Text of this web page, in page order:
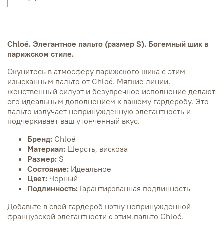
Chloé. Элегантное пальто (размер S). Богемный шик в
парижском стиле.
Окунитесь в атмосферу парижского шика с этим
изысканным пальто от Chloé. Мягкие линии,
женственный силуэт и безупречное исполнение делают
его идеальным дополнением к вашему гардеробу. Это
пальто излучает непринужденную элегантность и
подчеркивает ваш утонченный вкус.
Бренд: Chloé
Материал: Шерсть, вискоза
Размер: S
Состояние: Идеальное
Цвет: Черный
Подлинность: Гарантированная подлинность
Добавьте в свой гардероб нотку непринужденной
французской элегантности с этим пальто Chloé.